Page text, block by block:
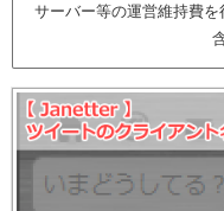
サーバー等の運営維持費